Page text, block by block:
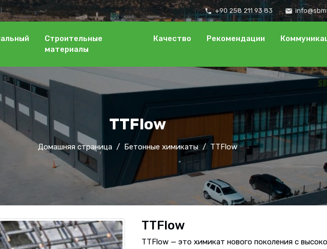
local_phone +90 258 211 93 83 email
Строительные
материалы
Качество Рекомендации
TTFlow
Домашняя страница Бетонные химикаты TTFlow
TTFlow
TTFlow — это химикат нового поколения с